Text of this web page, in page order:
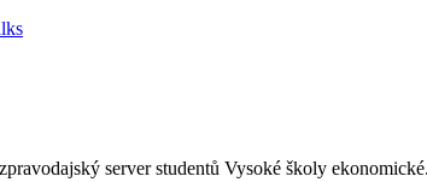
server studentů Vysoké školy ekonomické.